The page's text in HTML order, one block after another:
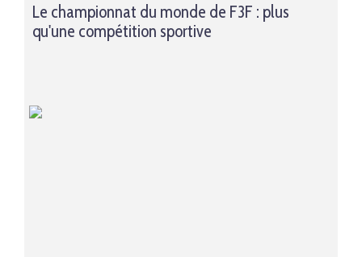
Le championnat du monde de F3F : plus
qu'une compétition sportive